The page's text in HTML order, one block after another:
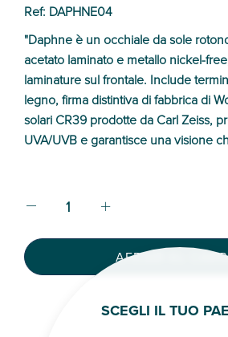
Ref: DAPHNE04
"Daphne è un occhiale da sole
acetato laminato e metallo nickel-
laminature sul frontale. Include
legno, firma distintiva di fabbrica di
solari CR39 prodotte da Carl Zeiss,
UVA/UVB e garantisce una visione
AFEGIR AL
SCEGLI IL TUO